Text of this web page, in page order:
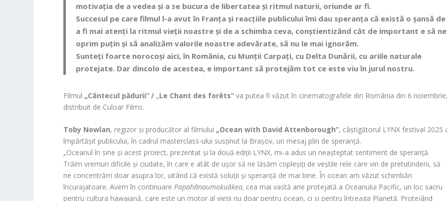
motivația de a vedea și a se bucura de libertatea și ritmul naturii, oriunde ar fi.
Succesul pe care filmul l-a avut în Franța și reacțiile publicului îmi dau speranța că există o șansă de
a fi mai atenți la ritmul vieții noastre și de a schimba ceva, conștientizând cât de important e să ne
oprim puțin și să analizăm valorile noastre adevărate, să nu le mai ignorăm.
Sunteți foarte norocoși aici, în România, cu Munții Carpați, cu Delta Dunării, cu ariile naturale
protejate. Dar dincolo de acestea, e important să protejăm tot ce este viu în jurul nostru.
Filmul „Cântecul pădurii” / „Le Chant des forêts”va putea fi văzut în cinematografele din România din 6
distribuit de Culoar Films.
Toby Nowlan, regizor și producător al filmului „Ocean with David Attenborough”, câștigătorul LYNX festival 2025
împărtășit publicului, în cadrul masterclass-ului susținut la Brașov, un mesaj plin de speranță.
„Oceanul în sine și acest proiect, prezentat și la două ediții LYNX, mi-a adus un neașteptat sentiment de speranță.
Trăim vremuri dificile și ciudate, în care e atât de ușor să ne lăsăm copleșiți de veștile rele care vin de pretutindeni, să
ne concentrăm doar asupra lor, uitând că există soluții și speranță de mai bine. În ocean am văzut schimbări
încurajatoare. Avem în continuarePapahānaumokuākea, cea mai vastă arie protejată a Oceanului Pacific, un loc sacru
pentru cultura hawaiană, care este un motor al vieții nu doar pentru ocean, ci și pentru întreaga Planetă. Protejând